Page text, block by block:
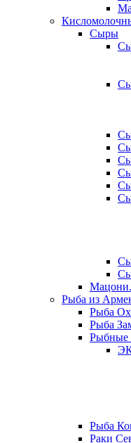
Сыры
Рыба из
Рыба
Рыба
Рыбные
Рыба
Раки